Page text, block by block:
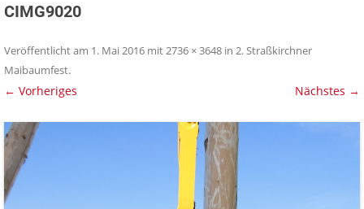
CIMG9020
Veröffentlicht am 1. Mai 2016 mit2736 × 3648 in 2. Straßkirchner
Maibaumfest.
← Vorheriges Nächstes →